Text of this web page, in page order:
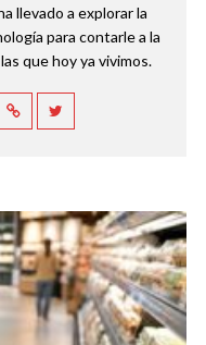
llevado a explorar la
para contarle a la
que hoy ya vivimos.